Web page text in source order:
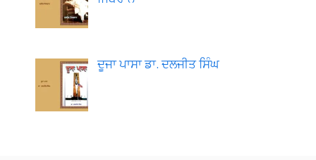
ਦੂਜਾ ਪਾਸਾ ਡਾ. ਦਲਜੀਤ ਸਿੰਘ